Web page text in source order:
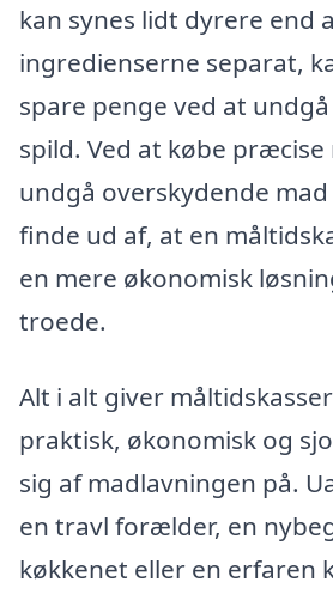
kan synes lidt dyrere end
ingredienserne separat,
spare penge ved at
spild. Ved at købe
undgå overskydende
finde ud af, at en
en mere økonomisk
troede.
Alt i alt giver
praktisk, økonomisk og
sig af madlavningen på.
en travl forælder, en
køkkenet eller en erfaren